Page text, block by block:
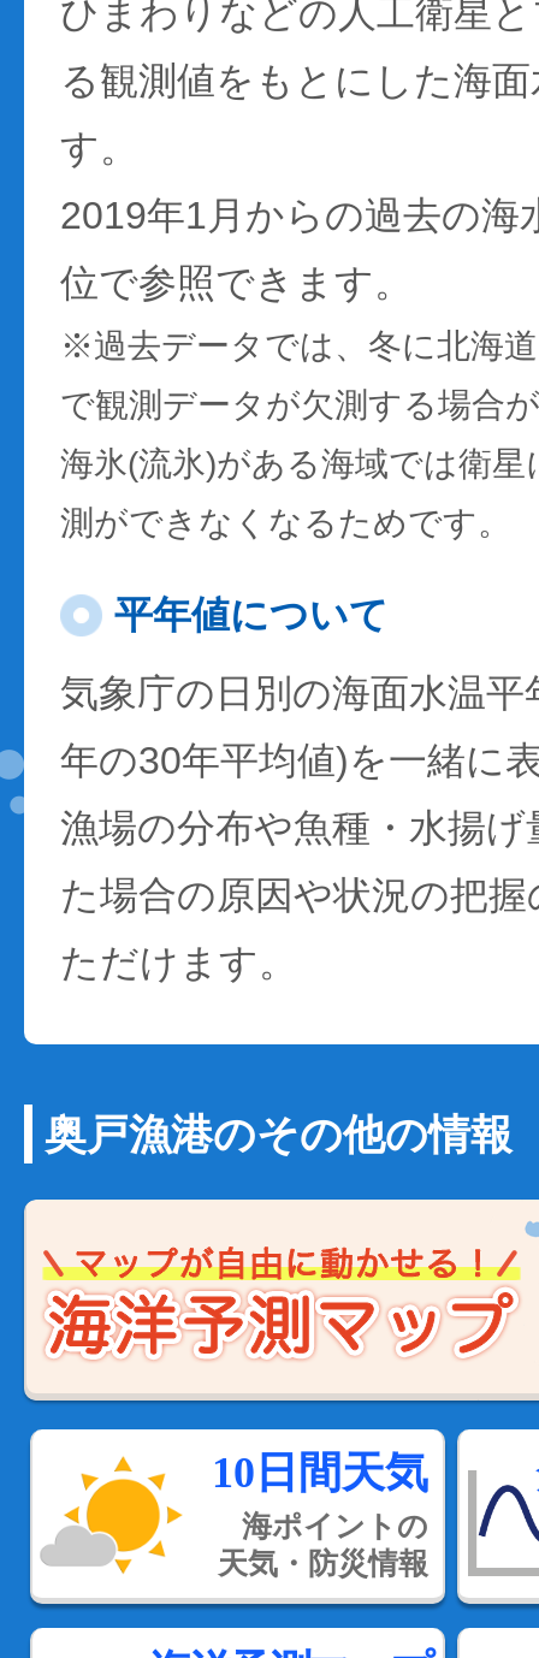
ひまわりなどの人工衛星
る観測値をもとにした海
す。
2019年1月からの過去の海
位で参照できます。
※過去データでは、冬に北海
で観測データが欠測する場合
海氷(流氷)がある海域では衛
測ができなくなるためです。
平年値について
気象庁の日別の海面水温
年の30年平均値)を一緒に
漁場の分布や魚種・水揚
た場合の原因や状況の把
ただけます。
奥戸漁港のその他の情報
10日間天気
海ポイントの
天気・防災情報